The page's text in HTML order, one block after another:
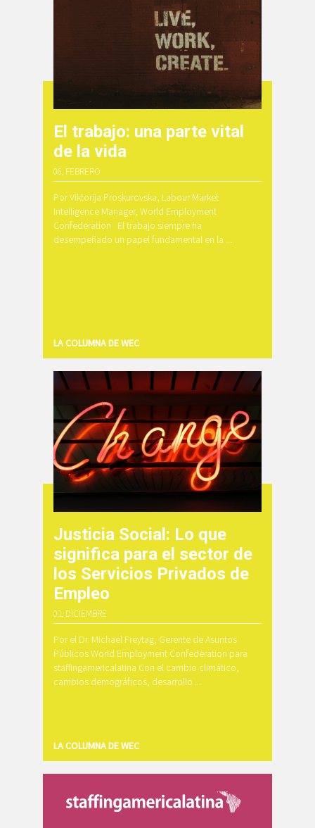
LA COLUMNA DE WEC
El trabajo: una parte vital
de la vida
06, FEBRERO
Por Viktorija Proskurovska, Labour Market
Intelligence Manager, World Employment
Confederation El trabajo siempre ha
desempeñado un papel fundamental en la ...
LA COLUMNA DE WEC
Justicia Social: Lo que
significa para el sector de
los Servicios Privados de
Empleo
01, DICIEMBRE
Por el Dr. Michael Freytag, Gerente de Asuntos
Públicos World Employment Confederation para
staffingamericalatina Con el cambio climático,
cambios demográficos, desarrollo ...